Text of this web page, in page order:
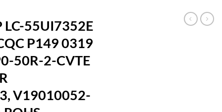
LC-55UI7352E
P149 0319
50R-2-CVTE
V19010052-